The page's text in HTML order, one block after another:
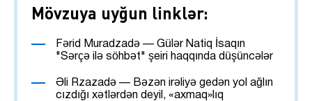
Mövzuya uyğun linklər:
Fərid Muradzadə — Gülər Natiq İsaqın
"Sərçə ilə söhbət" şeiri haqqında düşüncələr
Əli Rzazadə — Bəzən irəliyə gedən yol ağlın
cızdığı xətlərdən deyil, «axmaq»lıq